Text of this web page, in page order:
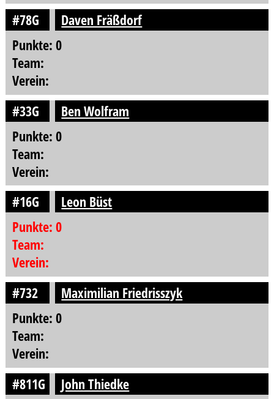
#78G
Daven Fräßdorf
Punkte: 0
Team:
Verein:
#33G
Ben Wolfram
Punkte: 0
Team:
Verein:
#16G
Leon Büst
Punkte: 0
Team:
Verein:
#732
Maximilian Friedrisszyk
Punkte: 0
Team:
Verein:
#811G
John Thiedke